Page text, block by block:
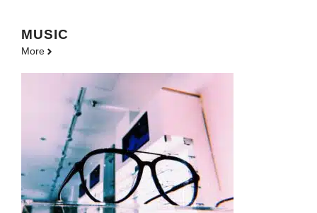
MUSIC
More